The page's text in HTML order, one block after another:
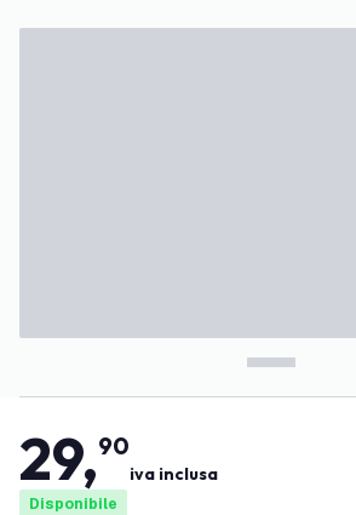
29,90
iva inclusa
Disponibile